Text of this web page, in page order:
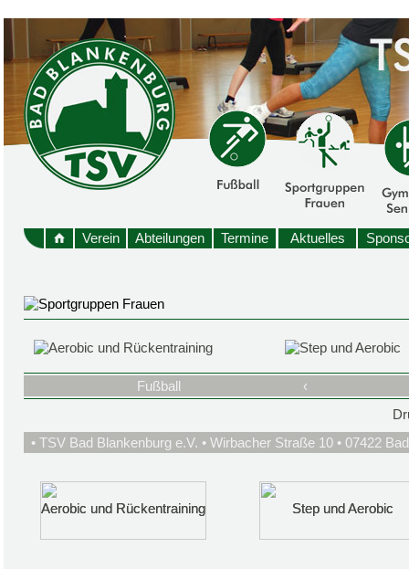
Verein Abteilungen Termine Aktuelles
Aerobic und Rückentraining
Aerobic und Rückentraining Step und Aerobic
Step und Aerobic
Fußball
‹
• TSV Bad Blankenburg e.V. • Wirbacher Straße 10 • 07422